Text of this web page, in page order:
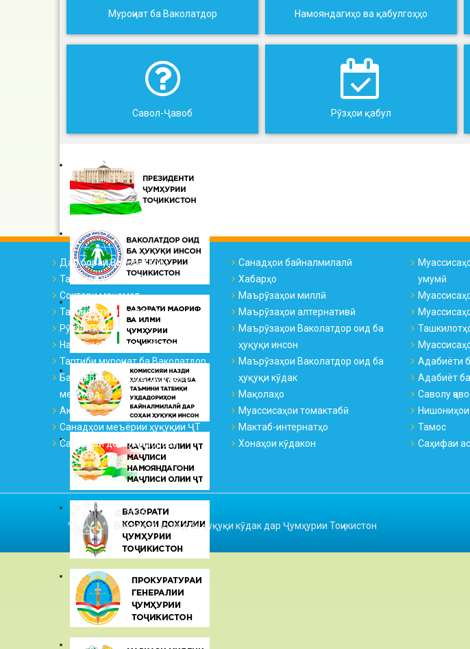
Муроҷиат ба Ваколатдор
Савол-Ҷавоб
Намояндагиҳо ва қабулгоҳҳо
Рӯзҳои қабул
Дар бораи Ваколатдор
Тарҷумаи ҳоли ВҲК
Сохтори мақомот
Таснифоти муроҷиатҳо
Рӯзҳои қабул
Намояндагиҳо ва қабулгоҳҳо
Тартиби муроҷиат ба Ваколатдор
Ба саволҳо Ваколатдор ҷавоб
медиҳад
Аксҳо
Санадҳои меъёрии ҳуқуқии ҶТ
Санадҳои дохилиидоравӣ
Санадҳои байналмилалӣ
Хабарҳо
Маърӯзаҳои миллӣ
Маърӯзаҳои алтернативӣ
Маърӯзаҳои Ваколатдор оид ба
ҳуқуқи инсон
Маърӯзаҳои Ваколатдор оид ба
ҳуқуқи кӯдак
Мақолаҳо
Муассисаҳои томактабӣ
Мактаб-интернатҳо
Хонаҳои кӯдакон
умумӣ
Адабиёти
Адабиёт
Саволу
Тамос
Саҳифаи
© 2026
Ваколатдор оид ба ҳуқуқи кӯдак дар Ҷумҳурии Тоҷикистон